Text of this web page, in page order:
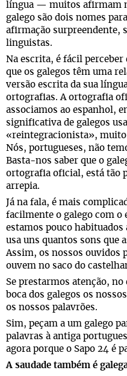
língua — muitos afirmam
galego são dois nomes
afirmação surpreendente,
linguistas.
Na escrita, é fácil perceber
que os galegos têm uma
versão escrita da sua
ortografias. A ortografia
associamos ao espanhol,
significativa de galegos
«reintegracionista»,
Nós, portugueses, não
Basta-nos saber que o
ortografia oficial, está tão
arrepia.
Já na fala, é mais
facilmente o galego com
estamos pouco habituados
usa uns quantos sons que
Assim, os nossos ouvidos
ouvem no saco do
Se prestarmos atenção,
boca dos galegos os
os nossos palavrões.
Sim, peçam a um galego
palavras à antiga
agora porque o Sapo 24 é
A saudade também é